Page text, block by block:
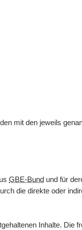
mit den jeweils
GBE-Bund und für
die direkte oder
Inhalte. Die